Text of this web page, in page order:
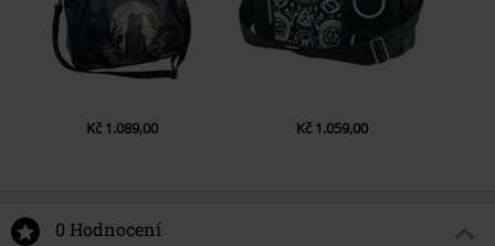
Kč 1.089,00 Kč 1.059,00
0 Hodnocení